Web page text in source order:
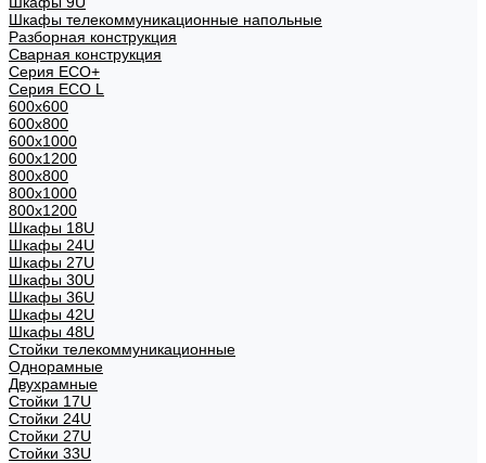
Шкафы телекоммуникационные напольные
Разборная конструкция
Сварная конструкция
Серия ECO+
Серия ECO L
600x600
600x800
600х1000
600х1200
800x800
800х1000
800х1200
Шкафы 18U
Шкафы 24U
Шкафы 27U
Шкафы 30U
Шкафы 36U
Шкафы 42U
Шкафы 48U
Стойки телекоммуникационные
Однорамные
Двухрамные
Стойки 17U
Стойки 24U
Стойки 27U
Стойки 33U